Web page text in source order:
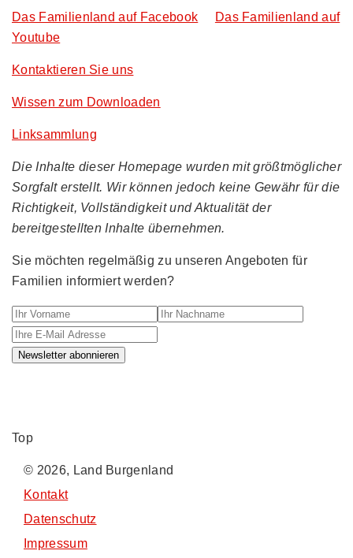
Das Familienland auf Facebook
Das Familienland auf
Youtube
Kontaktieren Sie uns
Wissen zum Downloaden
Linksammlung
Die Inhalte dieser Homepage wurden mit größtmöglicher
Sorgfalt erstellt. Wir können jedoch keine Gewähr für die
Richtigkeit, Vollständigkeit und Aktualität der
bereitgestellten Inhalte übernehmen.
Sie möchten regelmäßig zu unseren Angeboten für
Familien informiert werden?
Ihr Vorname Ihr Nachname
Newsletter abonnieren
Top
© 2026, Land Burgenland
Kontakt
Datenschutz
Impressum